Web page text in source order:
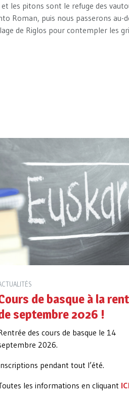
les pitons sont le refuge des
Roman, puis nous passerons au-
de Riglos pour contempler les
de basque à la
septembre 2026 !
des cours de basque le 14
2026.
pendant tout l’été.
les informations en cliquant